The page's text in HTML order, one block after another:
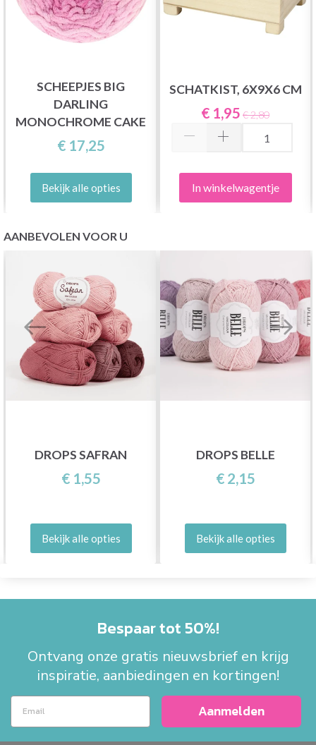
SCHEEPJES BIG
DARLING
MONOCHROME CAKE
€ 17,25
Bekijk alle opties
SCHATKIST, 6X9X6 CM
€ 1,95 € 2,80
In winkelwagentje
AANBEVOLEN VOOR U
DROPS SAFRAN
€ 1,55
Bekijk alle opties
DROPS BELLE
€ 2,15
Bekijk alle opties
Bespaar tot 50%!
Ontvang onze gratis nieuwsbrief en krijg
inspiratie, aanbiedingen en kortingen!
Aanmelden